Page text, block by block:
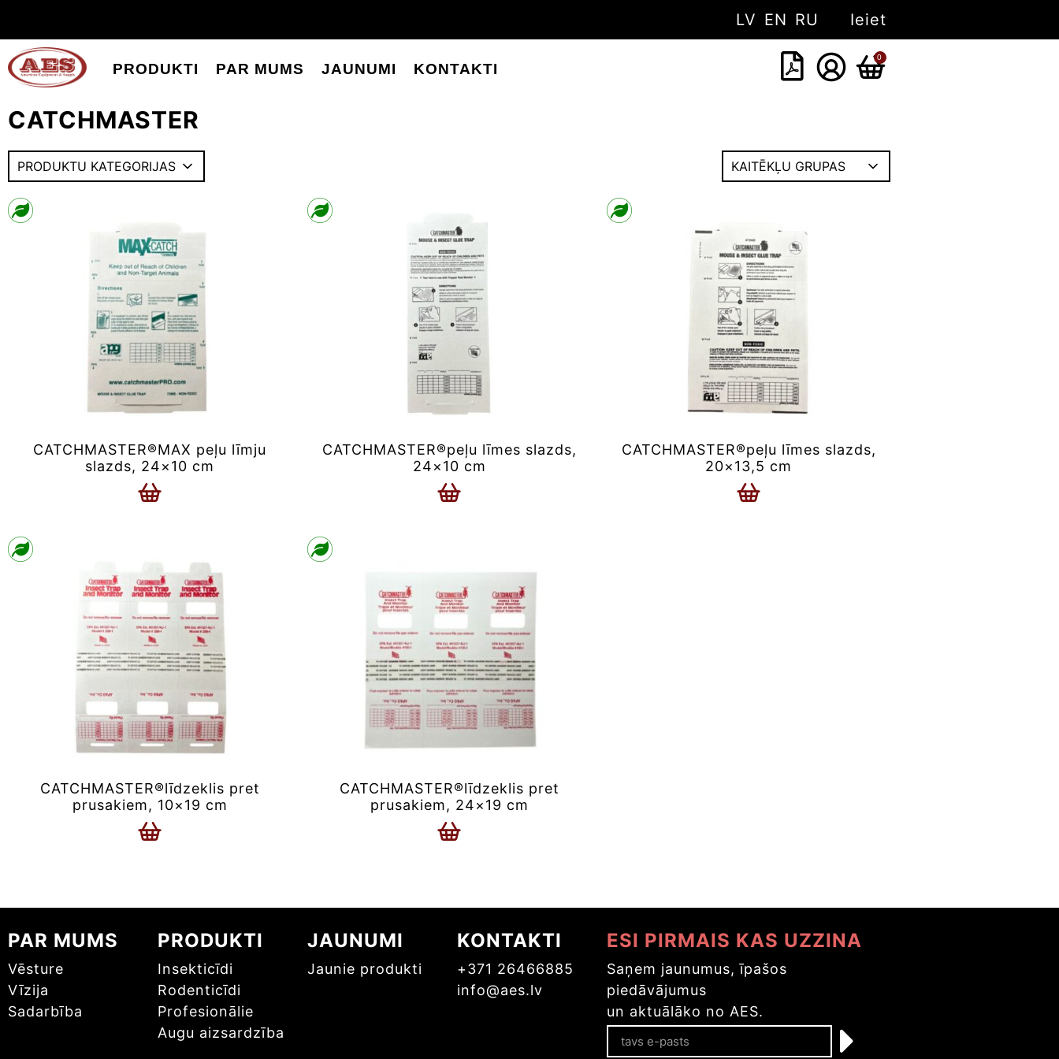
LV EN RU Ieiet
PRODUKTI PAR MUMS JAUNUMI KONTAKTI
0
CATCHMASTER
CATCHMASTER®MAX peļu līmju
slazds, 24×10 cm
CATCHMASTER®peļu līmes slazds,
24×10 cm
CATCHMASTER®peļu līmes slazds,
20×13,5 cm
CATCHMASTER®līdzeklis pret
prusakiem, 10×19 cm
CATCHMASTER®līdzeklis pret
prusakiem, 24×19 cm
PAR MUMS
Vēsture
Vīzija
Sadarbība
PRODUKTI
Insekticīdi
Rodenticīdi
Profesionālie
Augu aizsardzība
JAUNUMI
Jaunie produkti
KONTAKTI
+371 26466885
info@aes.lv
ESI PIRMAIS KAS UZZINA
Saņem jaunumus, īpašos
piedāvājumus
un aktuālāko no AES.